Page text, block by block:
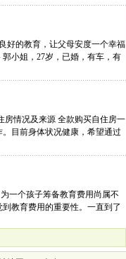
好的教育，让父母安度一个幸福
小姐，27岁，已婚，有车，有
房情况及来源 全款购买自住房一
目前身体状况健康，希望通过
一个孩子筹备教育费用尚属不
教育费用的重要性。一直到了